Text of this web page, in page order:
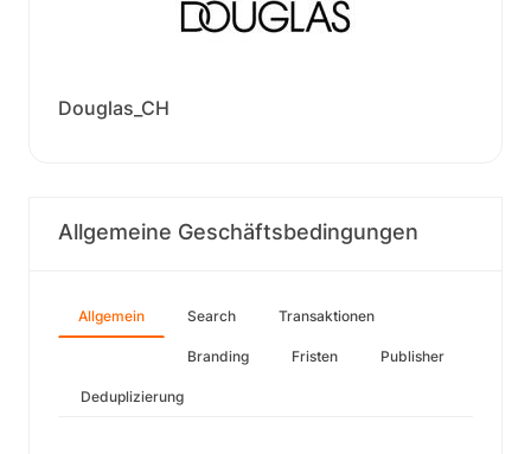
Douglas_CH
Allgemeine Geschäftsbedingungen
Allgemein Search Transaktionen
Branding Fristen Publisher
Deduplizierung